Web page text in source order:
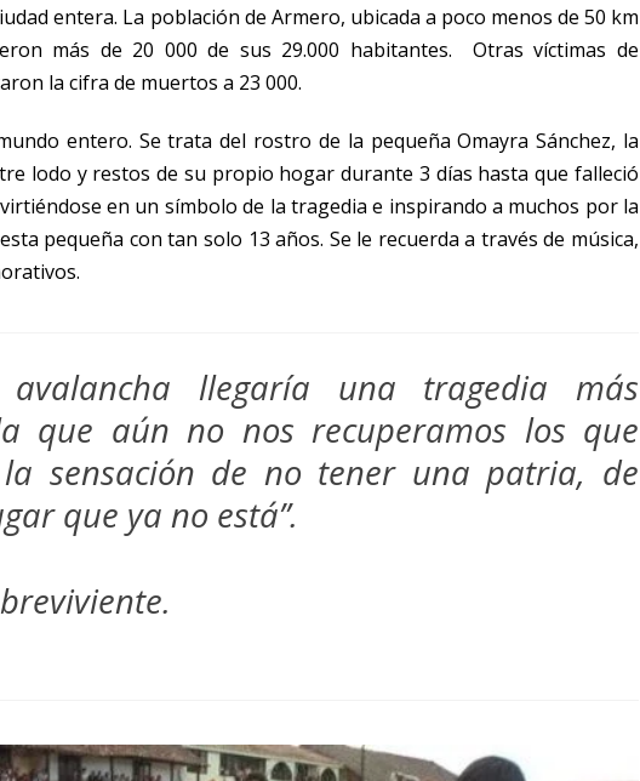
entera. La población de Armero, ubicada a poco menos de 50 km
más de 20 000 de sus 29.000 habitantes.
Otras víctimas de
la cifra de muertos a 23 000.
entero. Se trata del rostro de la pequeña Omayra Sánchez, la
lodo y restos de su propio hogar durante 3 días hasta que falleció
en un símbolo de la tragedia e inspirando a muchos por la
pequeña con tan solo 13 años. Se le recuerda a través de música,
avalancha llegaría una tragedia más
que aún no nos recuperamos los que
la sensación de no tener una patria, de
que ya no está”.